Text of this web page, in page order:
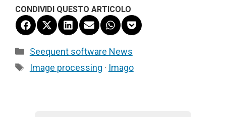
CONDIVIDI QUESTO ARTICOLO
Share
on
Facebook
Share
on
(Twitter)
Share
on
LinkedIn
Share
on
Email
Share
on
WhatsApp
Share
on
Categorie
Seequent software News
Tag
Image processing · Imago